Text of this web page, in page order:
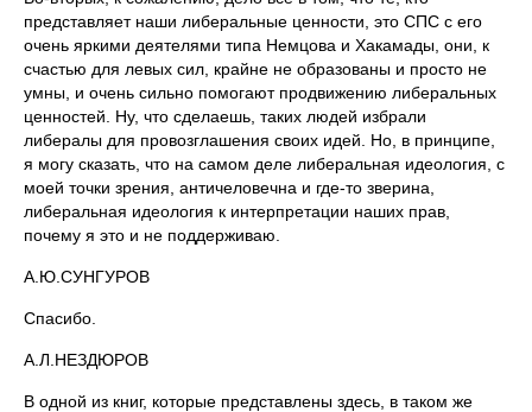
представляет наши либеральные ценности, это СПС с его
очень яркими деятелями типа Немцова и Хакамады, они, к
счастью для левых сил, крайне не образованы и просто не
умны, и очень сильно помогают продвижению либеральных
ценностей. Ну, что сделаешь, таких людей избрали
либералы для провозглашения своих идей. Но, в принципе,
я могу сказать, что на самом деле либеральная идеология, с
моей точки зрения, античеловечна и где-то зверина,
либеральная идеология к интерпретации наших прав,
почему я это и не поддерживаю.
А.Ю.СУНГУРОВ
Спасибо.
А.Л.НЕЗДЮРОВ
В одной из книг, которые представлены здесь, в таком же